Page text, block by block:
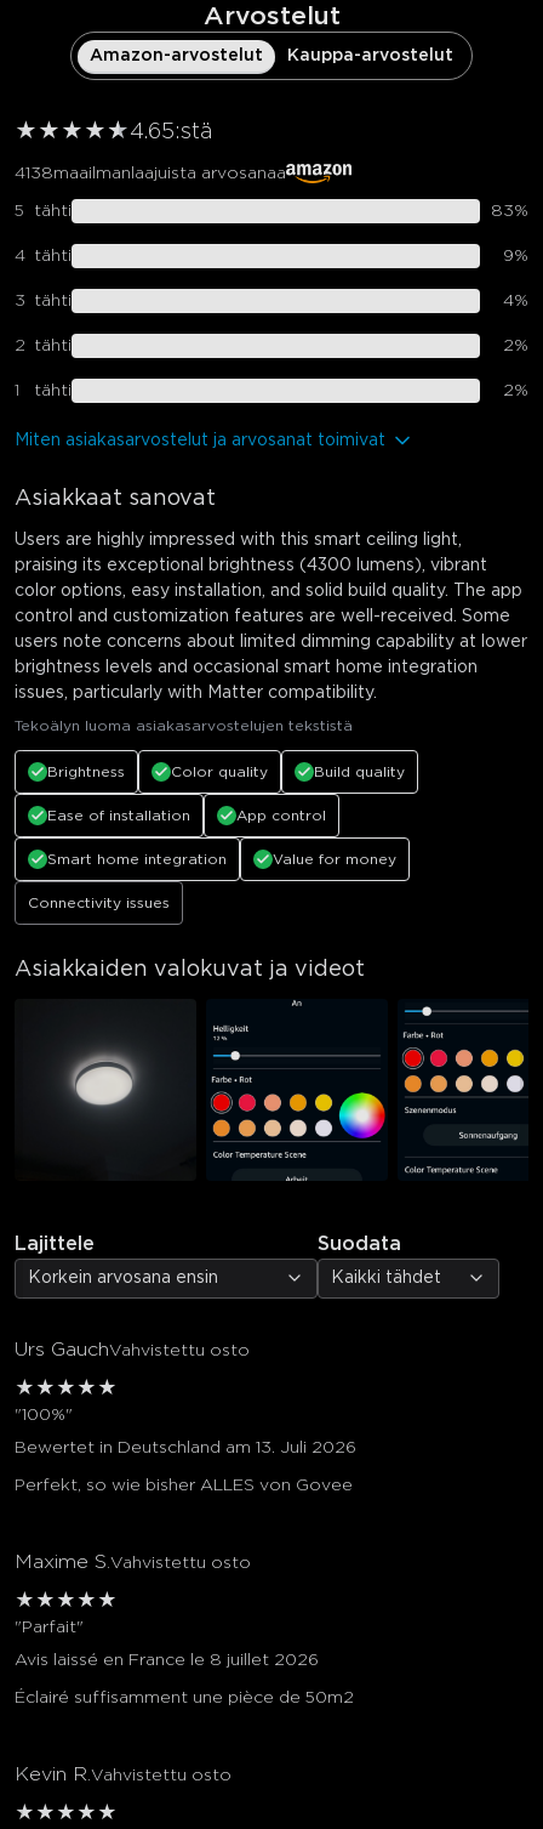
Arvostelut
Amazon-arvostelut Kauppa-arvostelut
★ ★ ★ ★ ★
★4.65:stä
4138maailmanlaajuista arvosanaa
5 tähti 83%
4 tähti 9%
3 tähti 4%
2 tähti 2%
1 tähti 2%
Miten asiakasarvostelut ja arvosanat toimivat
Asiakkaat sanovat
Users are highly impressed with this smart ceiling light,
praising its exceptional brightness (4300 lumens), vibrant
color options, easy installation, and solid build quality. The app
control and customization features are well-received. Some
users note concerns about limited dimming capability at lower
brightness levels and occasional smart home integration
issues, particularly with Matter compatibility.
Tekoälyn luoma asiakasarvostelujen tekstistä
Brightness Color quality Build quality
Ease of installation App control
Smart home integration Value for money
Connectivity issues
Asiakkaiden valokuvat ja videot
Lajittele
Korkein arvosana ensin
Suodata
Kaikki tähdet
Urs GauchVahvistettu osto
★ ★ ★ ★ ★
"100%"
Bewertet in Deutschland am 13. Juli 2026
Perfekt, so wie bisher ALLES von Govee
Maxime S. Vahvistettu osto
★ ★ ★ ★ ★
"Parfait"
Avis laissé en France le 8 juillet 2026
Éclairé suffisamment une pièce de 50m2
Kevin R. Vahvistettu osto
★ ★ ★ ★ ★